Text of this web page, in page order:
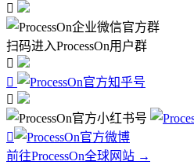

扫码进入ProcessOn用户群




前往ProcessOn全球网站 →